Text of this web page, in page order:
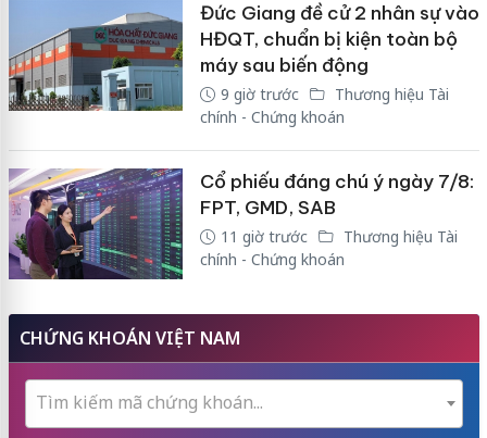
Đức Giang đề cử 2 nhân sự vào
HĐQT, chuẩn bị kiện toàn bộ
máy sau biến động
9 giờ trước
Thương hiệu Tài
chính - Chứng khoán
Cổ phiếu đáng chú ý ngày 7/8:
FPT, GMD, SAB
11 giờ trước
Thương hiệu Tài
chính - Chứng khoán
CHỨNG KHOÁN VIỆT NAM
Tìm kiếm mã chứng khoán...